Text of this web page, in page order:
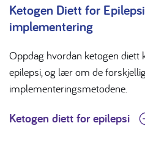
Ketogen Diett for
implementering
Oppdag hvordan ketogen diett
epilepsi, og lær om de
implementeringsmetodene.
Ketogen diett for epilepsi